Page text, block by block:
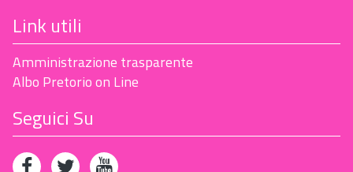
Link utili
Amministrazione trasparente
Albo Pretorio on Line
Seguici Su